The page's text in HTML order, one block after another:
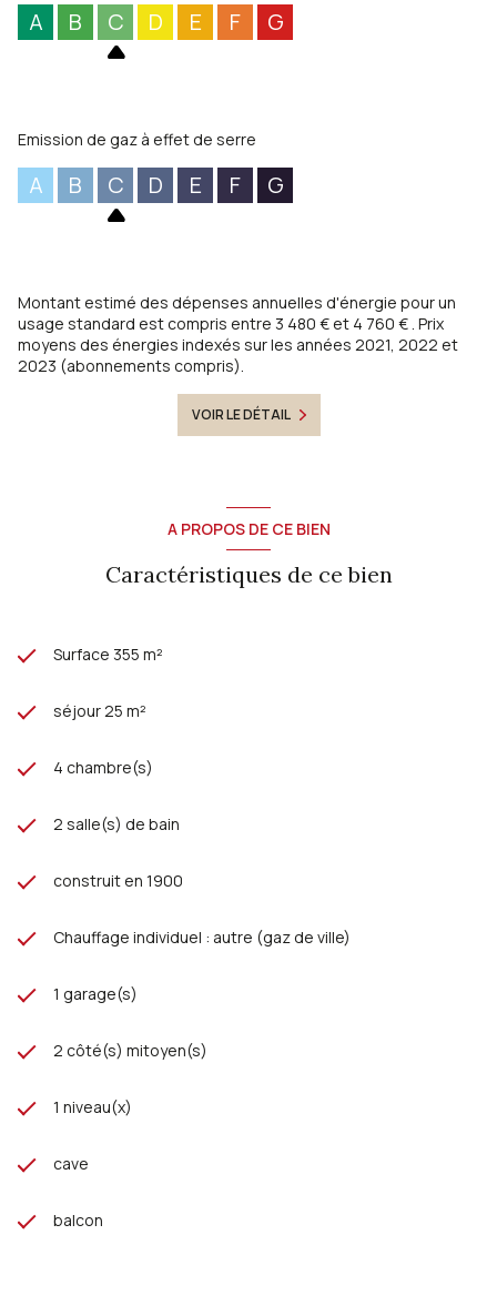
A B C D E F G
Emission de gaz à effet de serre
A B C D E F G
Montant estimé des dépenses annuelles d'énergie pour un
usage standard est compris entre 3 480 € et 4 760 € . Prix
moyens des énergies indexés sur les années 2021, 2022 et
2023 (abonnements compris).
VOIR LE DÉTAIL
A PROPOS DE CE BIEN
Caractéristiques de ce bien
Surface 355 m²
séjour 25 m²
4 chambre(s)
2 salle(s) de bain
construit en 1900
Chauffage individuel : autre (gaz de ville)
1 garage(s)
2 côté(s) mitoyen(s)
1 niveau(x)
cave
balcon